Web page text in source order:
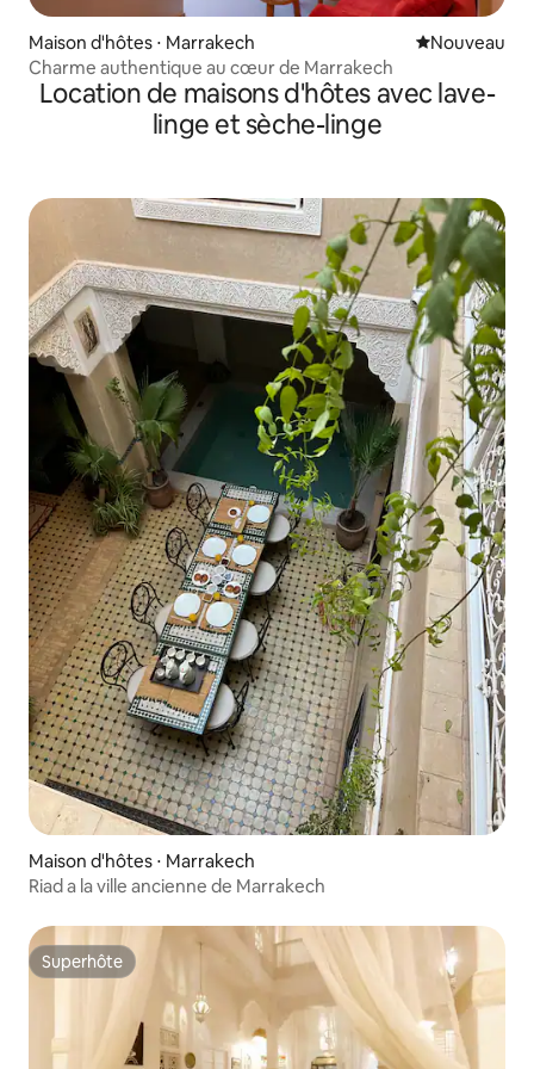
Maison d'hôtes ⋅ Marrakech Nouvel
Nouveau
Charme authentique au cœur de Marrakech
Location de maisons d'hôtes avec lave-
linge et sèche-linge
Maison d'hôtes ⋅ Marrakech
Riad a la ville ancienne de Marrakech
Superhôte
Superhôte